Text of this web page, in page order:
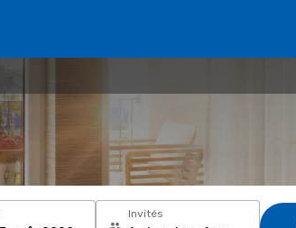
Invités